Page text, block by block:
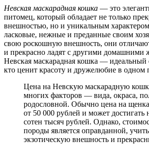
Невская маскарадная кошка — это
питомец, который обладает не только
внешностью, но и уникальным
ласковые, нежные и преданные своим
свою роскошную внешность, они
и прекрасно ладят с другими домашними
Невская маскарадная кошка — идеальный
кто ценит красоту и дружелюбие в одном
Цена на Невскую маскарадную
многих факторов — вида, окраса,
родословной. Обычно цена на щенка
от 50 000 рублей и может достигать
сотен тысяч рублей. Однако,
породы является оправданной,
экзотическую внешность и